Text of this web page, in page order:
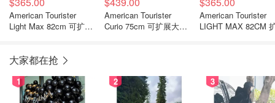
American Tourister
Light Max 82cm 可扩展
American Tourister
Curio 75cm 可扩展大号
American Tourister
LIGHT MAX 82CM
大家都在抢
1 2 3